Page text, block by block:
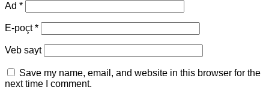
Ad *
E-poçt*
Veb sayt
Save my name, email, and website in this browser for the
next time I comment.